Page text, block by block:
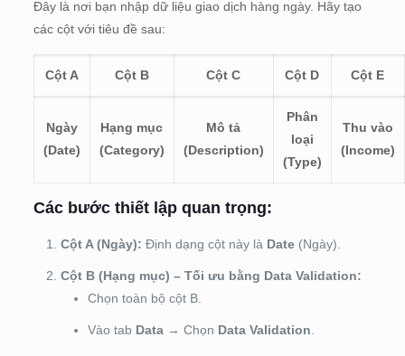
Đây là nơi bạn nhập dữ liệu giao dịch hàng ngày. Hãy tạo
các cột với tiêu đề sau:
Cột A Cột B Cột C Cột D Cột E
Ngày
(Date)
Hạng mục
(Category)
Mô tả
(Description)
Phân
loại
(Type)
Thu vào
(Income)
Các bước thiết lập quan trọng:
Cột A (Ngày): Định dạng cột này là Date(Ngày).
Cột B (Hạng mục) – Tối ưu bằng Data Validation:
Chọn toàn bộ cột B.
Vào tab Data → Chọn Data Validation